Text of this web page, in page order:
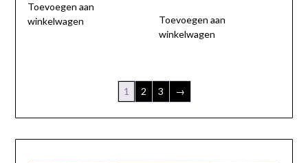
was:
€ 1.65.
is:
€ 1.15.
Toevoegen aan
winkelwagen
was:
€ 1.65.
is:
€ 1.15.
Toevoegen aan
winkelwagen
1 2 3 →